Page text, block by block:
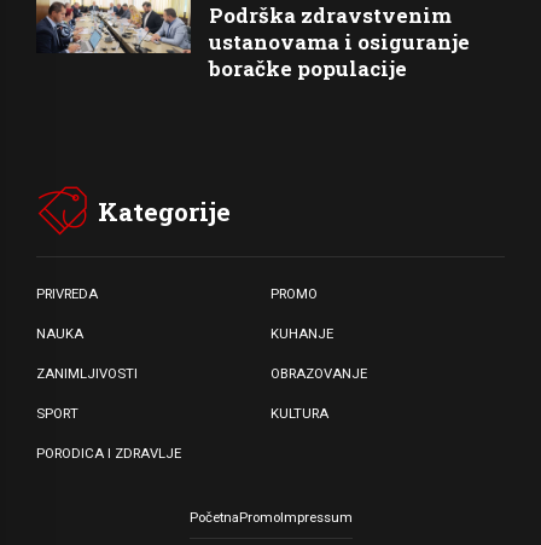
Podrška zdravstvenim
ustanovama i osiguranje
boračke populacije
Kategorije
PRIVREDA PROMO
NAUKA KUHANJE
ZANIMLJIVOSTI OBRAZOVANJE
SPORT KULTURA
PORODICA I ZDRAVLJE
PočetnaPromoImpressum